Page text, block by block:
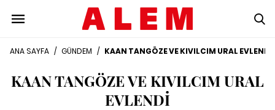
ANA SAYFA / GÜNDEM / KAAN TANGÖZE VE KIVILCIM URAL EVLENDİ
KAAN TANGÖZE VE KIVILCIM URAL
EVLENDİ